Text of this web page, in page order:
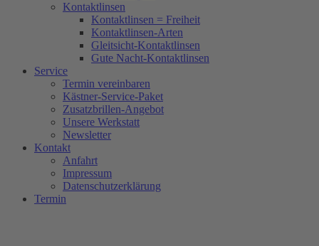
Kontaktlinsen
Kontaktlinsen = Freiheit
Kontaktlinsen-Arten
Gleitsicht-Kontaktlinsen
Gute Nacht-Kontaktlinsen
Service
Termin vereinbaren
Kästner-Service-Paket
Zusatzbrillen-Angebot
Unsere Werkstatt
Newsletter
Kontakt
Anfahrt
Impressum
Datenschutzerklärung
Termin